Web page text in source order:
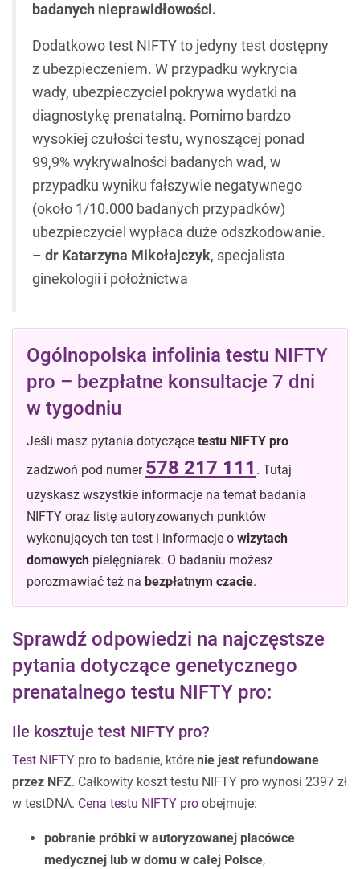
badanych nieprawidłowości.
Dodatkowo test NIFTY to jedyny test dostępny
z ubezpieczeniem. W przypadku wykrycia
wady, ubezpieczyciel pokrywa wydatki na
diagnostykę prenatalną. Pomimo bardzo
wysokiej czułości testu, wynoszącej ponad
99,9% wykrywalności badanych wad, w
przypadku wyniku fałszywie negatywnego
(około 1/10.000 badanych przypadków)
ubezpieczyciel wypłaca duże odszkodowanie.
– dr Katarzyna Mikołajczyk, specjalista
ginekologii i położnictwa
Ogólnopolska infolinia testu NIFTY
pro – bezpłatne konsultacje 7 dni
w tygodniu
Jeśli masz pytania dotyczące testu NIFTY pro
zadzwoń pod numer 578 217 111 . Tutaj
uzyskasz wszystkie informacje na temat badania
NIFTY oraz listę autoryzowanych punktów
wykonujących ten test i informacje o wizytach
domowych pielęgniarek. O badaniu możesz
porozmawiać też na bezpłatnym czacie.
Sprawdź odpowiedzi na najczęstsze
pytania dotyczące genetycznego
prenatalnego testu NIFTY pro:
Ile kosztuje test NIFTY pro?
Test NIFTY pro to badanie, które nie jest refundowane
przez NFZ. Całkowity koszt testu NIFTY pro wynosi 2397 zł
w testDNA. Cena testu NIFTY pro obejmuje:
pobranie próbki w autoryzowanej placówce
medycznej lub w domu w całej Polsce,